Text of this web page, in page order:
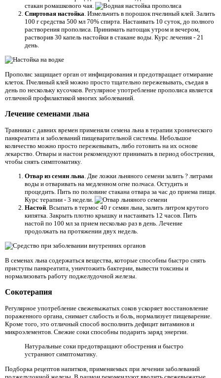
стакан ромашкового чая.
Спиртовая настойка . Измельчить в порошок пчелиный клей. Залить
100 г средства 500 мл 70% спирта. Настаивать 10 суток, до полного
растворения прополиса. Принимать натощак утром и вечером,
растворив 30 капель настойки в стакане воды. Курс лечения - 21
день.
Прополис защищает орган от инфицирования и предотвращает отмирание
клеток. Пчелиный клей можно просто тщательно пережевывать, съедая в
день по нескольку кусочков. Регулярное употребление прополиса является
отличной профилактикой многих заболеваний.
Лечение семенами льна
Травники с давних времен применяли семена льна в терапии хронического
панкреатита и заболеваний пищеварительной системы. Небольшое
количество можно просто пережевывать, либо готовить на их основе
лекарство. Отвары и настои рекомендуют принимать в период обострения,
чтобы снять симптоматику.
Отвар из семян льна. Две ложки льняного семени залить ? литрами
воды и отваривать на медленном огне полчаса. Остудить и
процедить. Пить по половине стакана отвара за час до приема пищи.
Курс терапии - 3 недели.
Настой. Всыпать в термос 40 г семян льна, залить литром крутого
кипятка. Закрыть плотно крышку и настаивать 12 часов. Пить
настой по 100 мл за прием несколько раз в день. Лечение
продолжать на протяжении двух недель.
В семенах льна содержаться вещества, которые способны быстро снять
приступы панкреатита, уничтожить бактерии, вывести токсины и
нормализовать работу поджелудочной железы.
Сокотерапия
Регулярное употребление свежевыжатых соков ускоряет восстановление
пораженного органа, снимает слабость и боль, нормализует пищеварение.
Кроме того, это отличный способ восполнить дефицит витаминов и
микроэлементов. Свежие соки способны подарить заряд энергии.
Натуральные соки предотвращают обострения и быстро
устраняют симптоматику.
Подборка рецептов напитков, применяемых при лечении заболеваний